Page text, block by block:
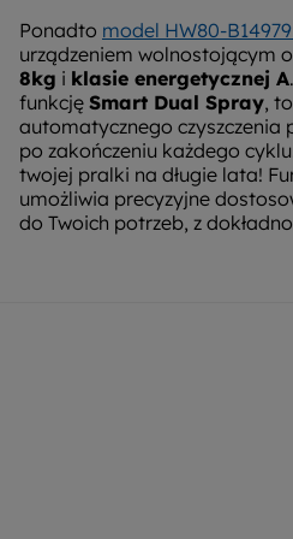
Ponadto model HW80-
urządzeniem wolnostojącym
8kg i klasie energetycznej A
funkcję Smart Dual Spray,
automatycznego
po zakończeniu każdego
twojej pralki na długie lata!
umożliwia precyzyjne
do Twoich potrzeb, z